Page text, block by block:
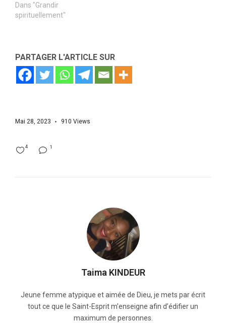
Dans "Grandir
spirituellement"
PARTAGER L'ARTICLE SUR
Mai 28, 2023 910 Views
1
4
Taima KINDEUR
Jeune femme atypique et aimée de Dieu, je mets par écrit
tout ce que le Saint-Esprit m’enseigne afin d’édifier un
maximum de personnes.